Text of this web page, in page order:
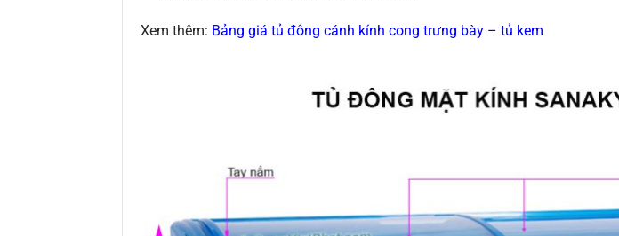
Xem thêm: Bảng giá tủ đông cánh kính cong trưng bày – tủ kem